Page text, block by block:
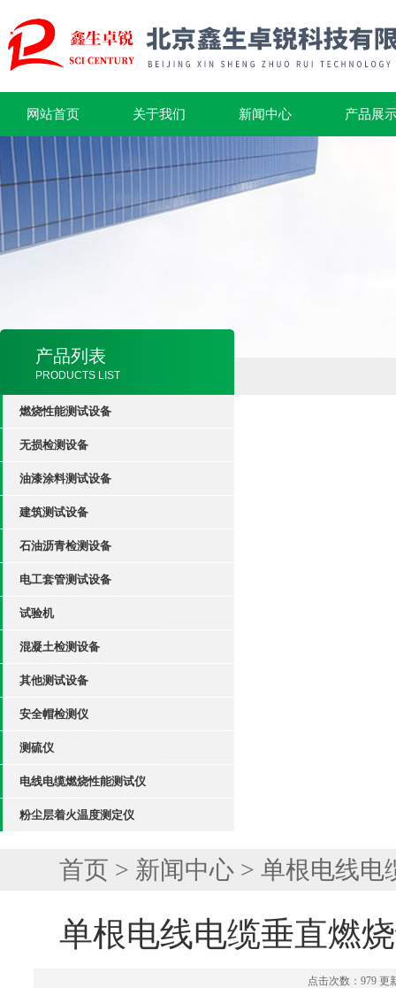
网站首页 关于我们 新闻中心 产品展
产品列表
PRODUCTS LIST
燃烧性能测试设备
无损检测设备
油漆涂料测试设备
建筑测试设备
石油沥青检测设备
电工套管测试设备
试验机
混凝土检测设备
其他测试设备
安全帽检测仪
测硫仪
电线电缆燃烧性能测试仪
粉尘层着火温度测定仪
首页 > 新闻中心 > 单根电线电
单根电线电缆垂直燃
点击次数：979 更